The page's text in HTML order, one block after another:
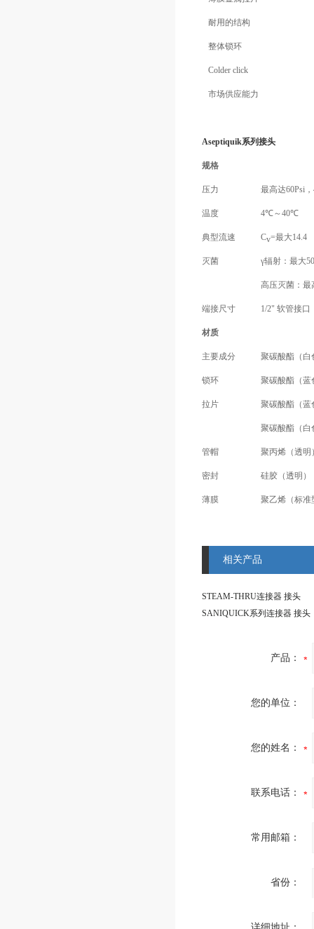
耐用的结构
整体锁环
Colder click
市场供应能力
Aseptiquik系列接头
规格
压力 最高达60Psi
温度 4℃～40℃
典型流速 Cv=最大14.4
灭菌 γ辐射：最大
高压灭菌：最
端接尺寸 1/2" 软管接口
材质
主要成分 聚碳酸酯（白
锁环 聚碳酸酯（蓝
拉片 聚碳酸酯（蓝
聚碳酸酯（白
管帽 聚丙烯（透明
密封 硅胶（透明）
薄膜 聚乙烯（标准
相关产品
STEAM-THRU连接器 接头
SANIQUICK系列连接器 接头
产品：
您的单位：
您的姓名：
联系电话：
常用邮箱：
省份：